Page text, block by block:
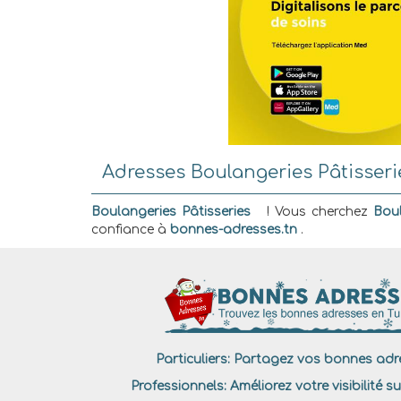
Adresses Boulangeries
Boulangeries Pâtisseries ! Vous cherchez
confiance à bonnes-adresses.tn .
Particuliers:Partagez vos bonnes
Professionnels:Améliorez votre visibilité